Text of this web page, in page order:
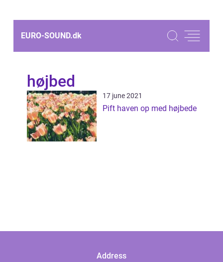
EURO-SOUND.dk
højbed
17 june 2021
Pift haven op med højbede
Address